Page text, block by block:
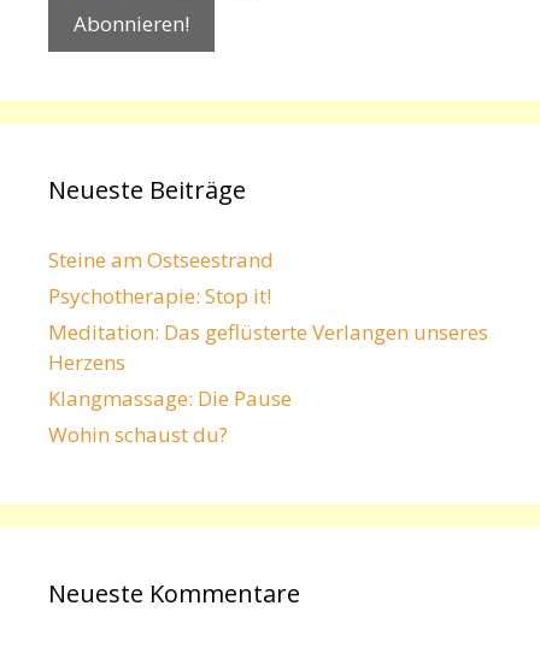
Neueste Beiträge
Steine am Ostseestrand
Psychotherapie: Stop it!
Meditation: Das geflüsterte Verlangen unseres
Herzens
Klangmassage: Die Pause
Wohin schaust du?
Neueste Kommentare